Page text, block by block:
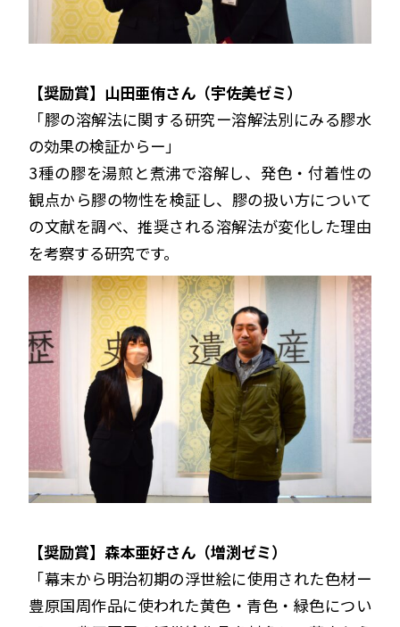
【奨励賞】山田亜侑さん（宇佐美ゼミ）
「膠の溶解法に関する研究ー溶解法別にみる膠水
の効果の検証からー」
3種の膠を湯煎と煮沸で溶解し、発色・付着性の
観点から膠の物性を検証し、膠の扱い方について
の文献を調べ、推奨される溶解法が変化した理由
を考察する研究です。
【奨励賞】森本亜好さん（増渕ゼミ）
「幕末から明治初期の浮世絵に使用された色材ー
豊原国周作品に使われた黄色・青色・緑色につい